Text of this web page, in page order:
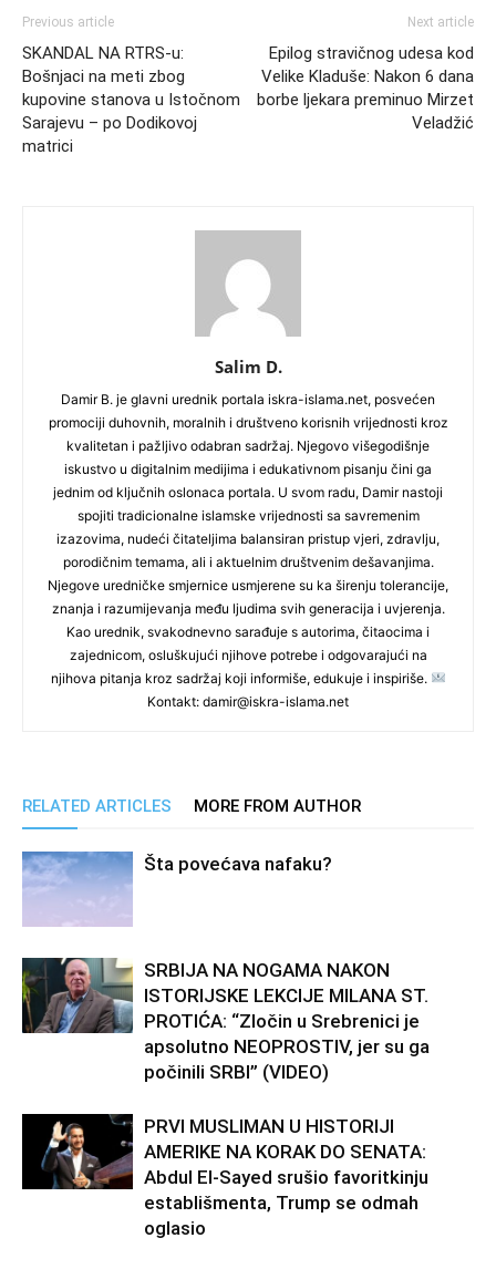
Previous article
SKANDAL NA RTRS-u:
Bošnjaci na meti zbog
kupovine stanova u Istočnom
Sarajevu – po Dodikovoj
matrici
Next article
Epilog stravičnog udesa kod
Velike Kladuše: Nakon 6 dana
borbe ljekara preminuo Mirzet
Veladžić
Salim D.
Damir B. je glavni urednik portala iskra-islama.net, posvećen
promociji duhovnih, moralnih i društveno korisnih vrijednosti kroz
kvalitetan i pažljivo odabran sadržaj. Njegovo višegodišnje
iskustvo u digitalnim medijima i edukativnom pisanju čini ga
jednim od ključnih oslonaca portala. U svom radu, Damir nastoji
spojiti tradicionalne islamske vrijednosti sa savremenim
izazovima, nudeći čitateljima balansiran pristup vjeri, zdravlju,
porodičnim temama, ali i aktuelnim društvenim dešavanjima.
Njegove uredničke smjernice usmjerene su ka širenju tolerancije,
znanja i razumijevanja među ljudima svih generacija i uvjerenja.
Kao urednik, svakodnevno sarađuje s autorima, čitaocima i
zajednicom, osluškujući njihove potrebe i odgovarajući na
njihova pitanja kroz sadržaj koji informiše, edukuje i inspiriše.
Kontakt: damir@iskra-islama.net
RELATED ARTICLES MORE FROM AUTHOR
Šta povećava nafaku?
SRBIJA NA NOGAMA NAKON
ISTORIJSKE LEKCIJE MILANA ST.
PROTIĆA: “Zločin u Srebrenici je
apsolutno NEOPROSTIV, jer su ga
počinili SRBI” (VIDEO)
PRVI MUSLIMAN U HISTORIJI
AMERIKE NA KORAK DO SENATA:
Abdul El-Sayed srušio favoritkinju
establišmenta, Trump se odmah
oglasio